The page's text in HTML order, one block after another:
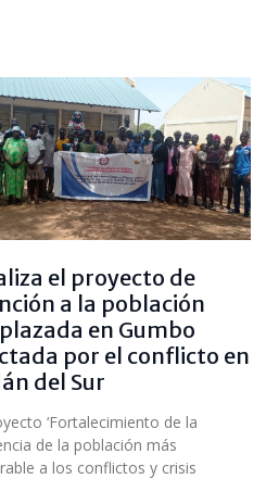
el proyecto de
a la población
en Gumbo
por el conflicto en
del Sur
‘Fortalecimiento de la
de la población más
a los conflictos y crisis